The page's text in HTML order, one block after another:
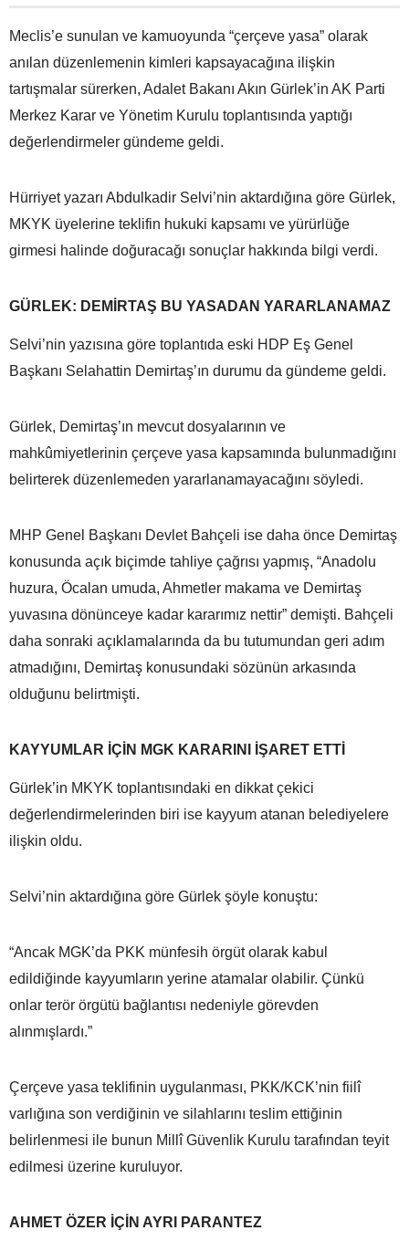
Meclis’e sunulan ve kamuoyunda “çerçeve yasa” olarak
anılan düzenlemenin kimleri kapsayacağına ilişkin
tartışmalar sürerken, Adalet Bakanı Akın Gürlek’in AK Parti
Merkez Karar ve Yönetim Kurulu toplantısında yaptığı
değerlendirmeler gündeme geldi.
Hürriyet yazarı Abdulkadir Selvi’nin aktardığına göre Gürlek,
MKYK üyelerine teklifin hukuki kapsamı ve yürürlüğe
girmesi halinde doğuracağı sonuçlar hakkında bilgi verdi.
GÜRLEK: DEMİRTAŞ BU YASADAN YARARLANAMAZ
Selvi’nin yazısına göre toplantıda eski HDP Eş Genel
Başkanı Selahattin Demirtaş’ın durumu da gündeme geldi.
Gürlek, Demirtaş’ın mevcut dosyalarının ve
mahkûmiyetlerinin çerçeve yasa kapsamında bulunmadığını
belirterek düzenlemeden yararlanamayacağını söyledi.
MHP Genel Başkanı Devlet Bahçeli ise daha önce Demirtaş
konusunda açık biçimde tahliye çağrısı yapmış, “Anadolu
huzura, Öcalan umuda, Ahmetler makama ve Demirtaş
yuvasına dönünceye kadar kararımız nettir” demişti. Bahçeli
daha sonraki açıklamalarında da bu tutumundan geri adım
atmadığını, Demirtaş konusundaki sözünün arkasında
olduğunu belirtmişti.
KAYYUMLAR İÇİN MGK KARARINI İŞARET ETTİ
Gürlek’in MKYK toplantısındaki en dikkat çekici
değerlendirmelerinden biri ise kayyum atanan belediyelere
ilişkin oldu.
Selvi’nin aktardığına göre Gürlek şöyle konuştu:
“Ancak MGK’da PKK münfesih örgüt olarak kabul
edildiğinde kayyumların yerine atamalar olabilir. Çünkü
onlar terör örgütü bağlantısı nedeniyle görevden
alınmışlardı.”
Çerçeve yasa teklifinin uygulanması, PKK/KCK’nin fiilî
varlığına son verdiğinin ve silahlarını teslim ettiğinin
belirlenmesi ile bunun Millî Güvenlik Kurulu tarafından teyit
edilmesi üzerine kuruluyor.
AHMET ÖZER İÇİN AYRI PARANTEZ